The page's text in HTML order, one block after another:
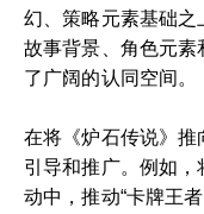
幻、策略元素基础
故事背景、角色元
了广阔的认同空间。
在将《炉石传说》
引导和推广。例如
动中，推动“卡牌王